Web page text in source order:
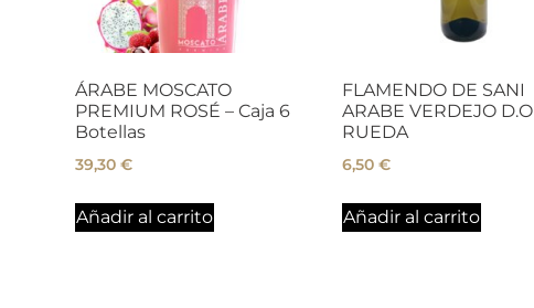
ÁRABE MOSCATO
PREMIUM ROSÉ – Caja 6
Botellas
39,30 €
Añadir al carrito
FLAMENDO DE SANI
ARABE VERDEJO D.O
RUEDA
6,50 €
Añadir al carrito